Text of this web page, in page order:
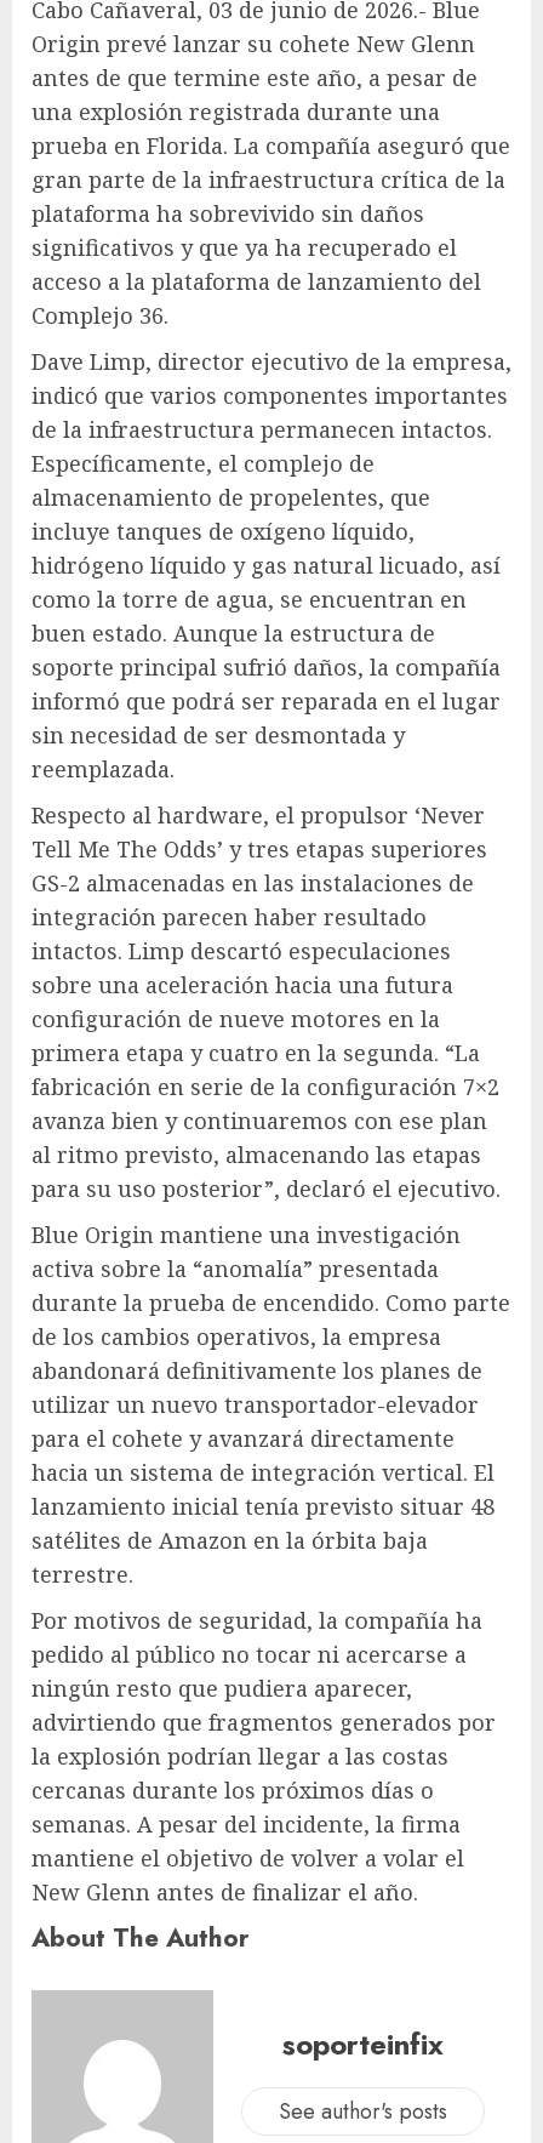
Cabo Cañaveral, 03 de junio de 2026.- Blue
Origin prevé lanzar su cohete New Glenn
antes de que termine este año, a pesar de
una explosión registrada durante una
prueba en Florida. La compañía aseguró que
gran parte de la infraestructura crítica de la
plataforma ha sobrevivido sin daños
significativos y que ya ha recuperado el
acceso a la plataforma de lanzamiento del
Complejo 36.
Dave Limp, director ejecutivo de la empresa,
indicó que varios componentes importantes
de la infraestructura permanecen intactos.
Específicamente, el complejo de
almacenamiento de propelentes, que
incluye tanques de oxígeno líquido,
hidrógeno líquido y gas natural licuado, así
como la torre de agua, se encuentran en
buen estado. Aunque la estructura de
soporte principal sufrió daños, la compañía
informó que podrá ser reparada en el lugar
sin necesidad de ser desmontada y
reemplazada.
Respecto al hardware, el propulsor ‘Never
Tell Me The Odds’ y tres etapas superiores
GS-2 almacenadas en las instalaciones de
integración parecen haber resultado
intactos. Limp descartó especulaciones
sobre una aceleración hacia una futura
configuración de nueve motores en la
primera etapa y cuatro en la segunda. “La
fabricación en serie de la configuración 7×2
avanza bien y continuaremos con ese plan
al ritmo previsto, almacenando las etapas
para su uso posterior”, declaró el ejecutivo.
Blue Origin mantiene una investigación
activa sobre la “anomalía” presentada
durante la prueba de encendido. Como parte
de los cambios operativos, la empresa
abandonará definitivamente los planes de
utilizar un nuevo transportador-elevador
para el cohete y avanzará directamente
hacia un sistema de integración vertical. El
lanzamiento inicial tenía previsto situar 48
satélites de Amazon en la órbita baja
terrestre.
Por motivos de seguridad, la compañía ha
pedido al público no tocar ni acercarse a
ningún resto que pudiera aparecer,
advirtiendo que fragmentos generados por
la explosión podrían llegar a las costas
cercanas durante los próximos días o
semanas. A pesar del incidente, la firma
mantiene el objetivo de volver a volar el
New Glenn antes de finalizar el año.
About The Author
soporteinfix
See author's posts